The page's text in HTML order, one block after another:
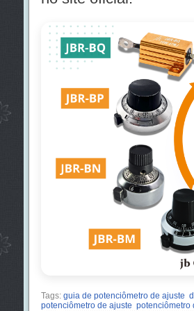
Tags: guia de potenciômetro de ajuste
potenciômetro de ajuste potenciômetro